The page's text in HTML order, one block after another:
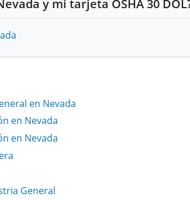
en vivo, circuitos cerrados
Materiales peligrosos
Bloqueo/etiquetado
de Perclorato de Amonio
de Trabajo en Instalaciones Médicas
y mi tarjeta OSHA 30
en Nevada
en Nevada
en Nevada
General